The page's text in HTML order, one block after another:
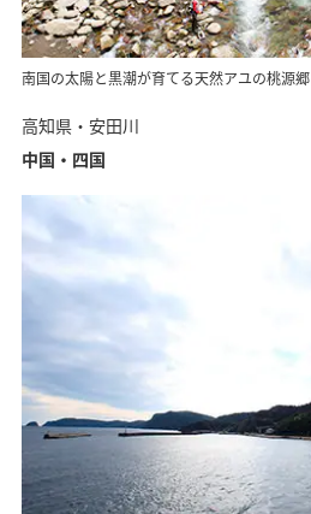
南国の太陽と黒潮が育てる天然アユの桃源郷
高知県・安田川
中国・四国